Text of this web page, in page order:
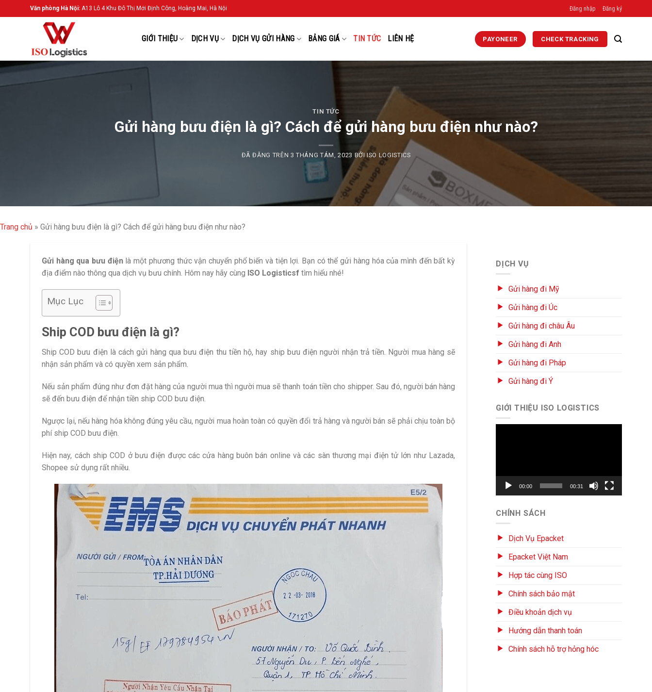
đến
Văn phòng Hà Nội: A13 Lô 4 Khu Đô Thị Mới Định Công, Hoàng Mai, Hà Nội Đăng nhập Đăng ký
GIỚI THIỆU DỊCH VỤ DỊCH VỤ GỬI HÀNG BẢNG GIÁ TIN TỨC LIÊN HỆ PAYONEER CHECK TRACKING
TIN TỨC
Gửi hàng bưu điện là gì? Cách để gửi hàng bưu điện như nào?
ĐÃ ĐĂNG TRÊN 3 THÁNG TÁM, 2023 BỞIISO LOGISTICS
Trang chủ » Gửi hàng bưu điện là gì? Cách để gửi hàng bưu điện như nào?
Gửi hàng qua bưu điệnlà một phương thức vận chuyển phổ biến và tiện lợi. Bạn có thể gửi hàng hóa của mình đến bất kỳ
địa điểm nào thông qua dịch vụ bưu chính. Hôm nay hãy cùng ISO Logisticsf tìm hiểu nhé!
Mục Lục
Ship COD bưu điện là gì?
Ship COD bưu điện là cách gửi hàng qua bưu điện thu tiền hộ, hay ship bưu điện người nhận trả tiền. Người mua hàng sẽ
nhận sản phẩm và có quyền xem sản phẩm.
Nếu sản phẩm đúng như đơn đặt hàng của người mua thì người mua sẽ thanh toán tiền cho shipper. Sau đó, người bán hàng
sẽ đến bưu điện để nhận tiền ship COD bưu điện.
Ngược lại, nếu hàng hóa không đúng yêu cầu, người mua hoàn toàn có quyền đổi trả hàng và người bán sẽ phải chịu toàn bộ
phí ship COD bưu điện.
Hiện nay, cách ship COD ở bưu điện được các cửa hàng buôn bán online và các sàn thương mại điện tử lớn như Lazada,
Shopee sử dụng rất nhiều.
DỊCH VỤ
Gửi hàng đi Mỹ
Gửi hàng đi Úc
Gửi hàng đi châu Âu
Gửi hàng đi Anh
Gửi hàng đi Pháp
Gửi hàng đi Ý
GIỚI THIỆU ISO LOGISTICS
00:00 00:31
CHÍNH SÁCH
Dịch Vụ Epacket
Epacket Việt Nam
Hợp tác cùng ISO
Chính sách bảo mật
Điều khoản dịch vụ
Hướng dẫn thanh toán
Chính sách hỗ trợ hỏng hóc